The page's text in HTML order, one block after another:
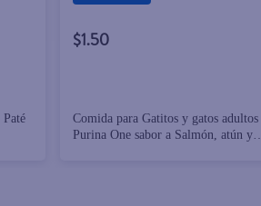
$1.50
Comida para Gatitos y gatos adultos
Purina One sabor a Salmón, atún y